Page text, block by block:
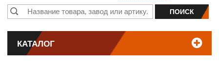
КАТАЛОГ